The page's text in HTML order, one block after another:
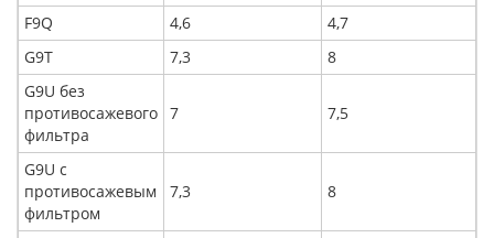
F9Q
4,6
4,7
G9T
7,3
8
G9U без
противосажевого
фильтра
7 7,5
G9U с
противосажевым
фильтром
7,3 8